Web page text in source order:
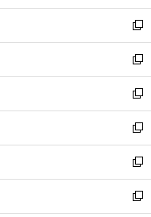
開
く
ウ
で
開
く
ン
ド
ウ
で
開
く
ウ
ィ
ン
ド
ウ
で
開
く
新
し
い
ウ
ィ
ン
ド
ウ
で
開
く
新
し
い
ウ
ィ
ン
ド
ウ
で
開
新
し
い
ウ
ィ
ン
ド
ウ
新
し
い
ウ
ィ
新
し
い
新